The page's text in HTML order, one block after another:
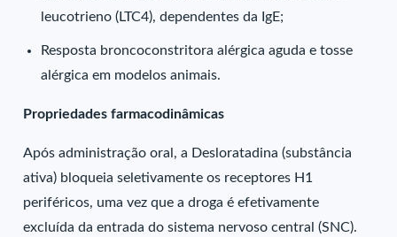
leucotrieno (LTC4), dependentes da IgE;
Resposta broncoconstritora alérgica aguda e tosse
alérgica em modelos animais.
Propriedades farmacodinâmicas
Após administração oral, a Desloratadina (substância
ativa) bloqueia seletivamente os receptores H1
periféricos, uma vez que a droga é efetivamente
excluída da entrada do sistema nervoso central (SNC).